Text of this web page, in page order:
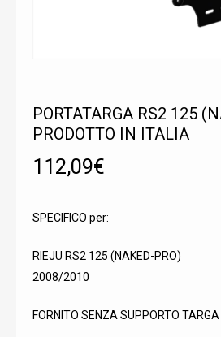
PORTATARGA RS2 125
PRODOTTO IN ITALIA
112,09€
SPECIFICO per:
RIEJU RS2 125 (NAKED-PRO)
2008/2010
FORNITO SENZA SUPPORTO TARGA